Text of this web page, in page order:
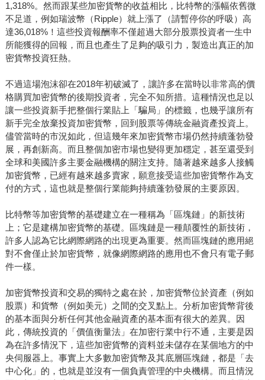
1,318%。然而跟某些加密貨幣的收益相比，比特幣的漲幅依舊微
不足道，例如瑞波幣（Ripple）就上漲了（請暫停你的呼吸）高
達36,018%！這些投資報酬率不僅超過大部分股票投資者一生中
所能獲得的回報，而且也產生了足夠的吸引力，製造出真正的加
密貨幣投資狂熱。
不過這場泡沫卻在2018年初破滅了，讓許多在當時以非常高的價
格購買加密貨幣的後期投資者，完全不知所措。這種情況也足以
讓一些投資新手把整個行業貼上「騙局」的標籤，也幾乎讓所有
新手完全放棄投資加密貨幣，回到股票等傳統金融資產投資上。
儘管當時的市況如此，但這幾年來加密貨幣市場仍然持續蓬勃發
展，再創新高。而且整個加密市場也變得更加穩定，甚至還受到
全球和美國許多主要金融機構的關注支持。隨著越來越多人接觸
加密貨幣，已經有越來越多賣家，願意接受這些加密貨幣作為支
付的方式，這也就是整個行業能夠持續蓬勃發展的主要原因。
比特幣等加密貨幣的基礎建立在一種稱為「區塊鏈」的新技術
上；它是建構加密貨幣的基礎。區塊鏈是一種顛覆性的新技術，
許多人認為它比網際網路的出現更為重要。然而區塊鏈的應用絕
對不會僅止於加密貨幣，就像網際網路的應用也不會只有電子郵
件一樣。
加密貨幣投資和交易的獨特之處在於，加密貨幣位於資產（例如
股票）和貨幣（例如美元）之間的交叉點上。分析加密貨幣背後
的基本面與分析任何其他金融資產的基本面有很大的差異。因
此，傳統投資的「價值衡量法」在加密行業中行不通，主要是因
為在許多情況下，這些加密貨幣的資料並未儲存在某個地方的中
央伺服器上。事實上大多數加密貨幣及其底層區塊鏈，都是「去
中心化」的，也就是並沒有一個負責管理的中央機構。而且情況